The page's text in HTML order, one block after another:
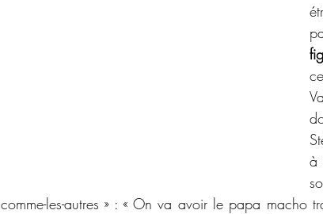
à
comme-les-autres » : « On va avoir le papa